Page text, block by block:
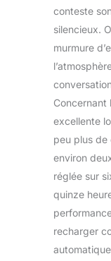
conteste
silencieux.
murmure
Concernant
excellente
peu plus de
environ
réglée sur
quinze
recharger